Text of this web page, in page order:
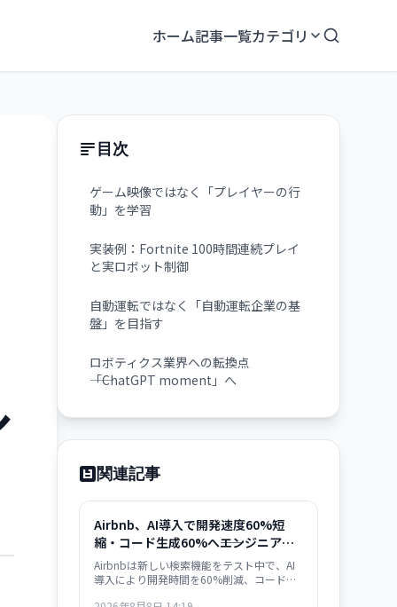
ホーム記事一覧カテゴリ
目次
ゲーム映像ではなく「プレイヤーの行
動」を学習
実装例：Fortnite 100時間連続プレイ
と実ロボット制御
自動運転ではなく「自動運転企業の基
盤」を目指す
ロボティクス業界への転換点
――「ChatGPT moment」へ
関連記事
Airbnb、AI導入で開発速度60%短
縮・コード生成60%へ――エンジニア生
産性の劇的向上を実現
Airbnbは新しい検索機能をテスト中で、AI
導入により開発時間を60%削減、コードの